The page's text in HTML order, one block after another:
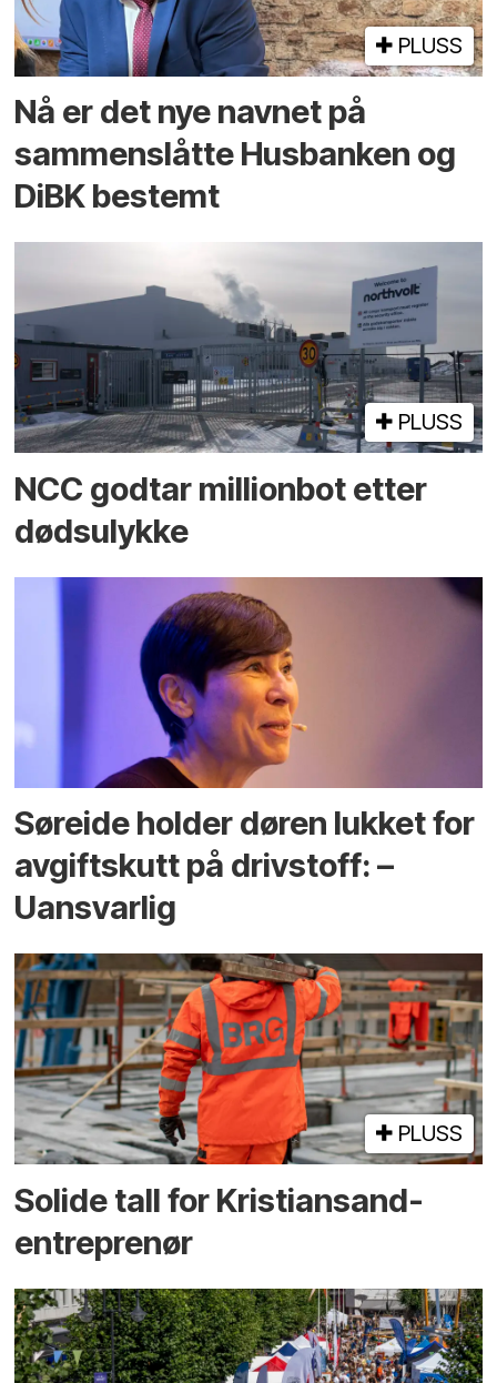
PLUSS
Nå er det nye navnet på
sammenslåtte Husbanken og
DiBK bestemt
PLUSS
NCC godtar millionbot etter
dødsulykke
Søreide holder døren lukket for
avgiftskutt på drivstoff: –
Uansvarlig
PLUSS
Solide tall for Kristiansand-
entreprenør